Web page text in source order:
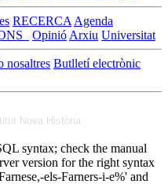
RECERCA Agenda
Opinió Arxiu Universitat
nosaltres Butlletí electrònic
Nova Història
syntax; check the manual
version for the right syntax
els-Farners-i-e%' and